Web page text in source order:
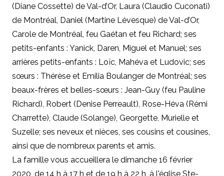
(Diane Cossette) de Val-d’Or, Laura (Claudio Cuconati)
de Montréal, Daniel (Martine Lévesque) de Val-d’Or,
Carole de Montréal, feu Gaétan et feu Richard; ses
petits-enfants : Yanick, Daren, Miguel et Manuel; ses
arrières petits-enfants : Loïc, Mahéva et Ludovic; ses
sœurs : Thérèse et Emilia Boulanger de Montréal; ses
beaux-frères et belles-sœurs : Jean-Guy (feu Pauline
Richard), Robert (Denise Perreault), Rose-Héva (Rémi
Charrette), Claude (Solange), Georgette, Murielle et
Suzelle; ses neveux et nièces, ses cousins et cousines,
ainsi que de nombreux parents et amis.
La famille vous accueillera le dimanche 16 février
2020, de 14 h à 17 h et de 19 h à 22 h, à l'église Ste-